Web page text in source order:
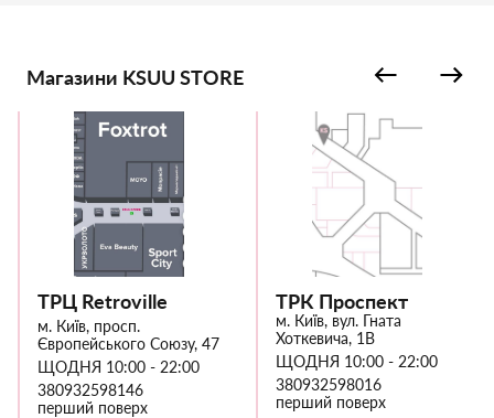
Магазини KSUU STORE
ТРЦ Retroville
м. Київ, просп.
Європейського Союзу, 47
ЩОДНЯ 10:00 - 22:00
380932598146
перший поверх
ТРК Проспект
м. Київ, вул. Гната
Хоткевича, 1В
ЩОДНЯ 10:00 - 22:00
380932598016
перший поверх